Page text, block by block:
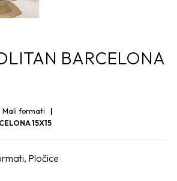
BARCELONA
Mali formati
15X15
, Pločice